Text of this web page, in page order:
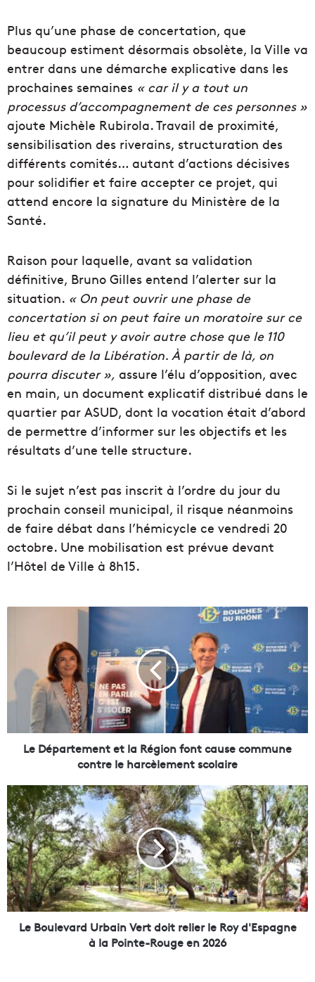
Plus qu’une phase de concertation, que
beaucoup estiment désormais obsolète, la Ville va
entrer dans une démarche explicative dans les
prochaines semaines « car il y a tout un
processus d’accompagnement de ces personnes »
ajoute Michèle Rubirola. Travail de proximité,
sensibilisation des riverains, structuration des
différents comités… autant d’actions décisives
pour solidifier et faire accepter ce projet, qui
attend encore la signature du Ministère de la
Santé.
Raison pour laquelle, avant sa validation
définitive, Bruno Gilles entend l’alerter sur la
situation. « On peut ouvrir une phase de
concertation si on peut faire un moratoire sur ce
lieu et qu’il peut y avoir autre chose que le 110
boulevard de la Libération. À partir de là, on
pourra discuter », assure l’élu d’opposition, avec
en main, un document explicatif distribué dans le
quartier par ASUD, dont la vocation était d’abord
de permettre d’informer sur les objectifs et les
résultats d’une telle structure.
Si le sujet n’est pas inscrit à l’ordre du jour du
prochain conseil municipal, il risque néanmoins
de faire débat dans l’hémicycle ce vendredi 20
octobre. Une mobilisation est prévue devant
l’Hôtel de Ville à 8h15.
r
e
t
e
t
l
a
R
é
g
i
Le Département et la Région font cause commune
contre le harcèlement scolaire
L
e
B
o
u
l
e
v
a
Le Boulevard Urbain Vert doit relier le Roy d'Espagne
à la Pointe-Rouge en 2026